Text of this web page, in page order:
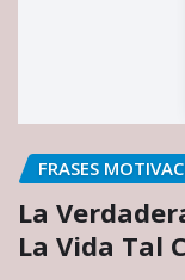
FRASES
La
La Vida Tal